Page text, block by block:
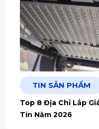
TIN SẢN PHẨM
Top 8 Địa Chỉ Lắp
Tín Năm 2026